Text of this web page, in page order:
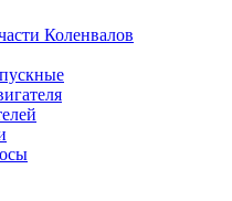
Коленвалов